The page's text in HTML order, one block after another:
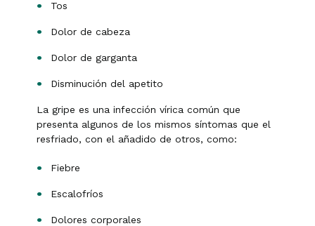
Tos
Dolor de cabeza
Dolor de garganta
Disminución del apetito
La gripe es una infección vírica común que
presenta algunos de los mismos síntomas que el
resfriado, con el añadido de otros, como:
Fiebre
Escalofríos
Dolores corporales